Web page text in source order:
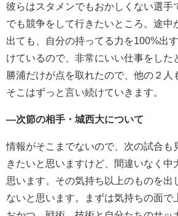
彼らはスタメンでもおかしくない選手
でも競争をして行きたいところ。途中
出ても、自分の持ってる力を100%出
けているので、非常にいい仕事をした
勝浦だけが点を取れたので、他の２人
そこはずっと言い続けていきます。
―次節の相手・城西大について
情報がそこまでないので、次の試合も
きたいと思いますけど、間違いなく中
思います。その気持ち以上のものを出
ないと思います。まずは気持ちの面で